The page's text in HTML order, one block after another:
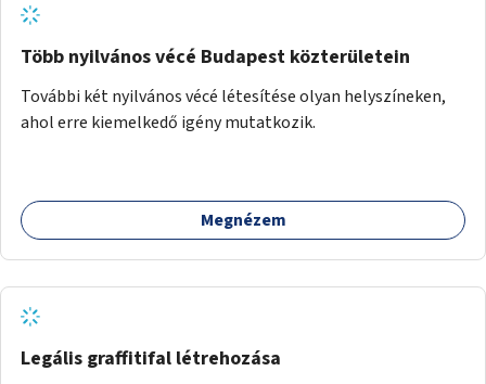
Több nyilvános vécé Budapest közterületein
További két nyilvános vécé létesítése olyan helyszíneken,
ahol erre kiemelkedő igény mutatkozik.
Megnézem
Legális graffitifal létrehozása